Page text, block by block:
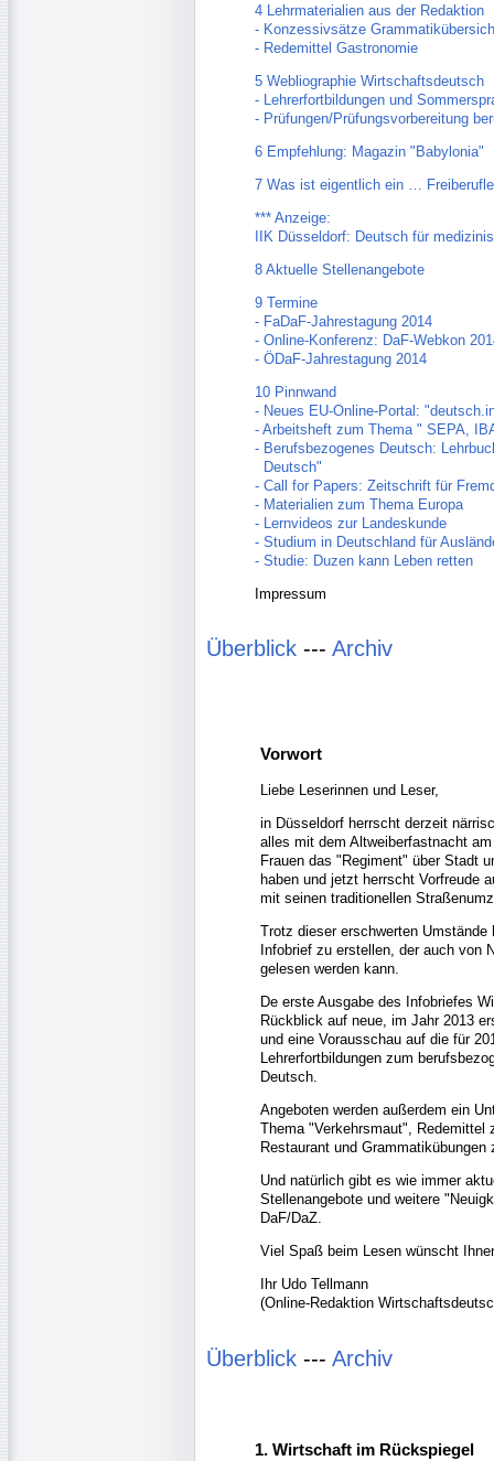
4 Lehrmaterialien aus der Redaktion
- Konzessivsätze
- Redemittel Gastronomie
5 Webliographie Wirtschaftsdeutsch
- Lehrerfortbildungen und
- Prüfungen/Prüfungsvorbereitung
6 Empfehlung: Magazin "Babylonia"
7 Was ist eigentlich ein …
*** Anzeige:
IIK Düsseldorf: Deutsch für
8 Aktuelle Stellenangebote
9 Termine
- FaDaF-Jahrestagung 2014
- Online-Konferenz: DaF-Webkon
- ÖDaF-Jahrestagung 2014
10 Pinnwand
- Neues EU-Online-Portal:
- Arbeitsheft zum Thema " SEPA,
- Berufsbezogenes Deutsch:
Deutsch"
- Call for Papers: Zeitschrift für
- Materialien zum Thema Europa
- Lernvideos zur Landeskunde
- Studium in Deutschland für
- Studie: Duzen kann Leben retten
Impressum
Überblick --- Archiv
Vorwort
Liebe Leserinnen und Leser,
in Düsseldorf herrscht derzeit
alles mit dem Altweiberfastnacht
Frauen das "Regiment" über Stadt
haben und jetzt herrscht Vorfreude
mit seinen traditionellen
Trotz dieser erschwerten Umstände
Infobrief zu erstellen, der auch von
gelesen werden kann.
De erste Ausgabe des Infobriefes
Rückblick auf neue, im Jahr 2013
und eine Vorausschau auf die für
Lehrerfortbildungen zum
Deutsch.
Angeboten werden außerdem ein
Thema "Verkehrsmaut", Redemittel
Restaurant und
Und natürlich gibt es wie immer
Stellenangebote und weitere
DaF/DaZ.
Viel Spaß beim Lesen wünscht
Ihr Udo Tellmann
(Online-Redaktion
Überblick --- Archiv
1. Wirtschaft im Rückspiegel